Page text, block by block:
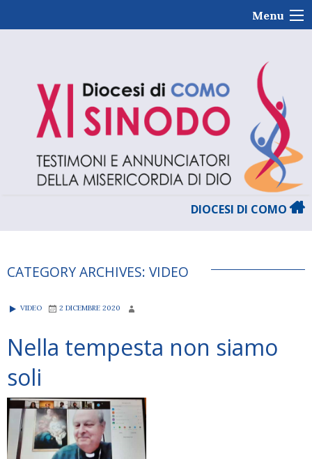
Menu
DIOCESI DI COMO
CATEGORY ARCHIVES: VIDEO
VIDEO 2 DICEMBRE 2020
Nella tempesta non siamo
soli